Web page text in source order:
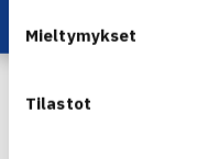
Mieltymykset
Tilastot